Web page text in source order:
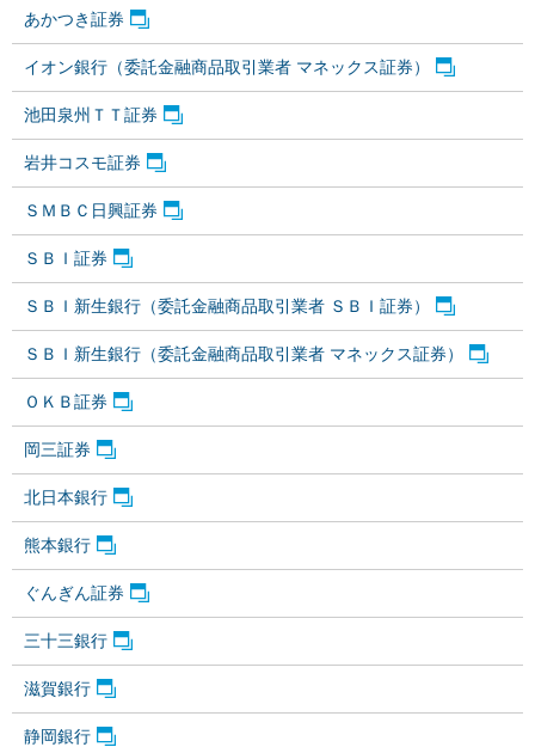
あかつき証券
イオン銀行（委託金融商品取引業者 マネックス証券）
池田泉州ＴＴ証券
岩井コスモ証券
ＳＭＢＣ日興証券
ＳＢＩ証券
ＳＢＩ新生銀行（委託金融商品取引業者 ＳＢＩ証券）
ＳＢＩ新生銀行（委託金融商品取引業者 マネックス証券）
ＯＫＢ証券
岡三証券
北日本銀行
熊本銀行
ぐんぎん証券
三十三銀行
滋賀銀行
静岡銀行